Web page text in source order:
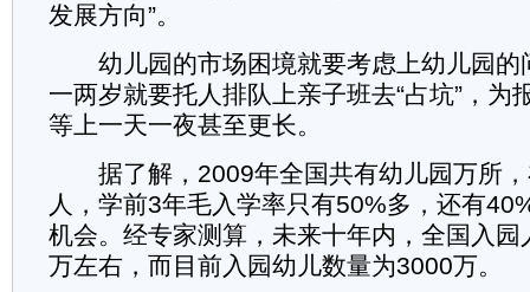
发展方向”。
幼儿园的市场困境就要考虑上幼儿园的
一两岁就要托人排队上亲子班去“占坑”，为
等上一天一夜甚至更长。
据了解，2009年全国共有幼儿园万所，
人，学前3年毛入学率只有50%多，还有
机会。经专家测算，未来十年内，全国入
万左右，而目前入园幼儿数量为3000万。